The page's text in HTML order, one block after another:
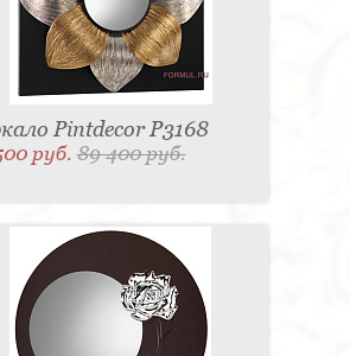
Pintdecor P3168
руб.89 400 руб.